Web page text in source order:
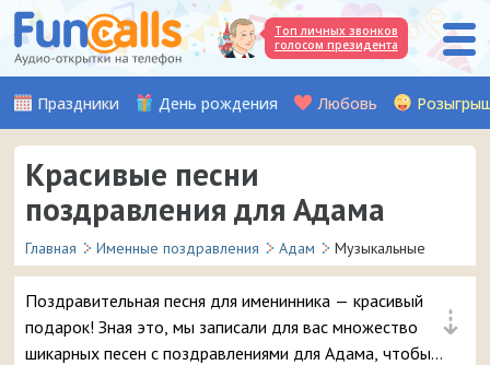
Топ личных звонков
голосом президента
Праздники День рождения Любовь
Красивые песни
поздравления для Адама
Главная Именные поздравления Адам Музыкальные
⇣
Поздравительная песня для именинника — красивый
подарок! Зная это, мы записали для вас множество
шикарных песен с поздравлениями для Адама, чтобы